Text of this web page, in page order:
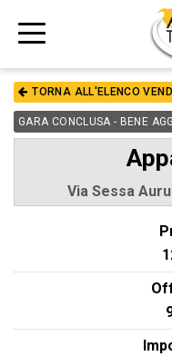
TORNA ALL'ELENCO
GARA CONCLUSA - BENE
Via Sessa